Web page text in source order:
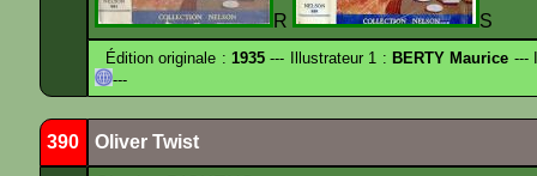
R S
Édition originale : 1935--- Illustrateur 1 : BERTY Maurice ---
---
390 Oliver Twist